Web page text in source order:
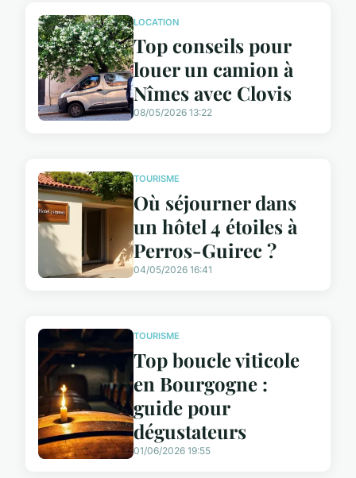
LOCATION
Top conseils pour
louer un camion à
Nîmes avec Clovis
08/05/2026 13:22
TOURISME
Où séjourner dans
un hôtel 4 étoiles à
Perros-Guirec ?
04/05/2026 16:41
TOURISME
Top boucle viticole
en Bourgogne :
guide pour
dégustateurs
01/06/2026 19:55